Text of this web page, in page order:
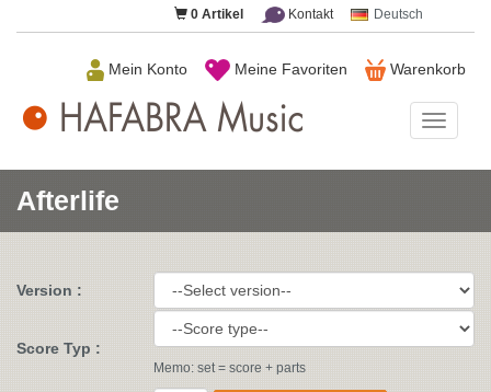
0 Artikel Kontakt Deutsch
Warenkorb
Meine Favoriten
Mein Konto
Music
Afterlife
Version :
Score Typ :
Memo: set = score + parts